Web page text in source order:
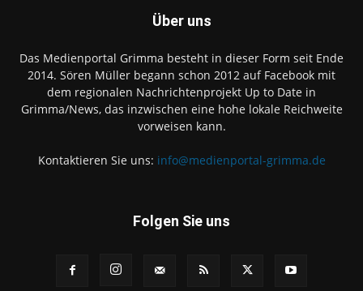
Über uns
Das Medienportal Grimma besteht in dieser Form seit Ende
2014. Sören Müller begann schon 2012 auf Facebook mit
dem regionalen Nachrichtenprojekt Up to Date in
Grimma/News, das inzwischen eine hohe lokale Reichweite
vorweisen kann.
Kontaktieren Sie uns: info@medienportal-grimma.de
Folgen Sie uns